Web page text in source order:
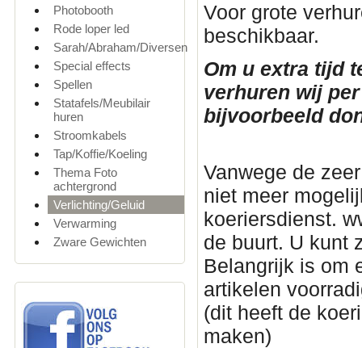
Photobooth
Rode loper led
Sarah/Abraham/Diversen
Special effects
Spellen
Statafels/Meubilair
huren
Stroomkabels
Tap/Koffie/Koeling
Thema Foto
achtergrond
Verlichting/Geluid
Verwarming
Zware Gewichten
Voor grote
beschikbaar.
Om u extra tijd
verhuren wij
bijvoorbeeld
Vanwege de
niet meer
koeriersdienst.
de buurt. U kunt
Belangrijk is om
artikelen
(dit heeft de
maken)